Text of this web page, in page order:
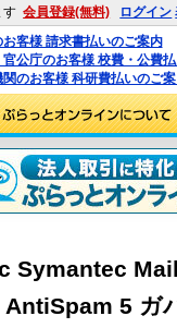
す 会員登録(無料) ログイン
お客様 請求書払いのご案内
官公庁のお客様 校費・公費
関のお客様 科研費払いのご
Symantec
5 ガ